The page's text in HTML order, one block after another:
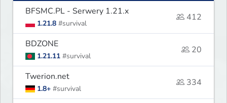
BFSMC.PL - Serwery 1.21.x
1.21.8 #survival
412
BDZONE
1.21.11 #survival
20
Twerion.net
1.8+ #survival
334